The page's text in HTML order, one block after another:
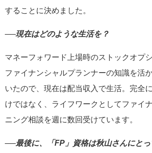
することに決めました。
──現在はどのような生活を？
マネーフォワード上場時のストックオプ
ファイナンシャルプランナーの知識を活
いたので、現在は配当収入で生活。完全
けではなく、ライフワークとしてファイ
ニング相談を週に数回受けています。
──最後に、「FP」資格は秋山さんにと